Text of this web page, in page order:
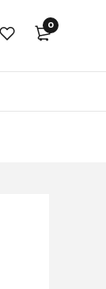
0